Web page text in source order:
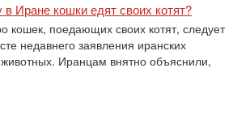
Иране кошки едят своих котят?
кошек, поедающих своих котят, следует
недавнего заявления иранских
Иранцам внятно объяснили,